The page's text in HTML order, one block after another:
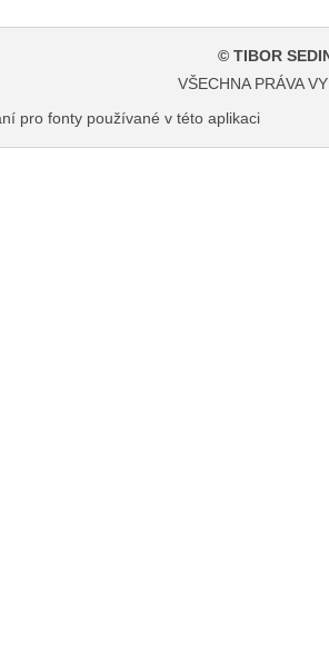
pro fonty používané v této aplikaci
© TIBOR
VŠECHNA PRÁVA